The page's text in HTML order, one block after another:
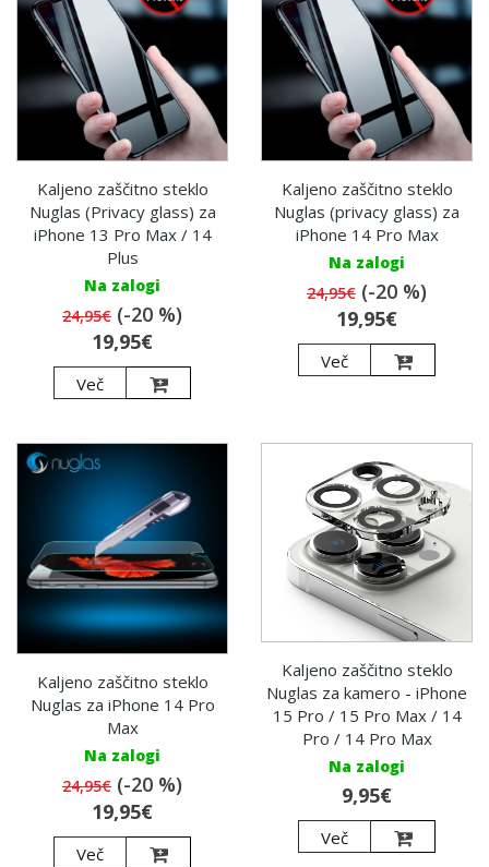
Kaljeno zaščitno steklo
Nuglas (Privacy glass) za
iPhone 13 Pro Max / 14
Plus
Na zalogi
24,95€ (-20 %)
19,95€
Več
Kaljeno zaščitno steklo
Nuglas (privacy glass) za
iPhone 14 Pro Max
Na zalogi
24,95€ (-20 %)
19,95€
Več
Kaljeno zaščitno steklo
Nuglas za iPhone 14 Pro
Max
Na zalogi
24,95€ (-20 %)
19,95€
Več
Kaljeno zaščitno steklo
Nuglas za kamero - iPhone
15 Pro / 15 Pro Max / 14
Pro / 14 Pro Max
Na zalogi
9,95€
Več